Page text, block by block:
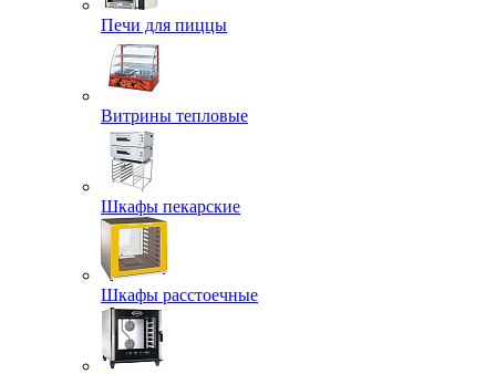
Печи для пиццы
Витрины тепловые
Шкафы пекарские
Шкафы расстоечные